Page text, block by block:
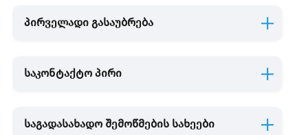
პირველადი გასაუბრება
საკონტაქტო პირი
საგადასახადო შემოწმების სახეები